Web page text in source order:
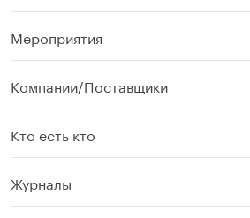
Мероприятия
Компании/Поставщики
Кто есть кто
Журналы